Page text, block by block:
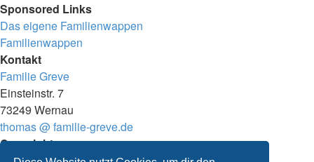
Sponsored Links
Das eigene Familienwappen
Familienwappen
Kontakt
Familie Greve
Einsteinstr. 7
73249 Wernau
thomas @ familie-greve.de
Copyright